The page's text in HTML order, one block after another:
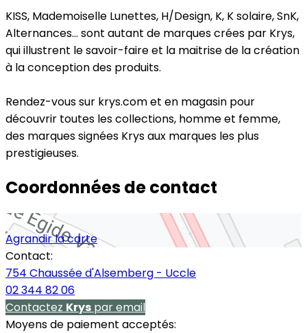
KISS, Mademoiselle Lunettes, H/Design, K, K solaire, SnK,
Alternances… sont autant de marques crées par Krys,
qui illustrent le savoir-faire et la maitrise de la création
à la conception des produits.
Rendez-vous sur krys.com et en magasin pour
découvrir toutes les collections, homme et femme,
des marques signées Krys aux marques les plus
prestigieuses.
Coordonnées de contact
Agrandir la carte
Contact:
754 Chaussée d'Alsemberg - Uccle
02 344 82 06
Contactez Krys par email
Moyens de paiement acceptés: